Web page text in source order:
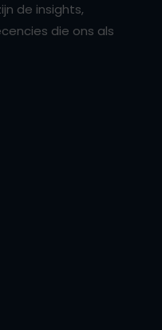
de insights,
die ons als